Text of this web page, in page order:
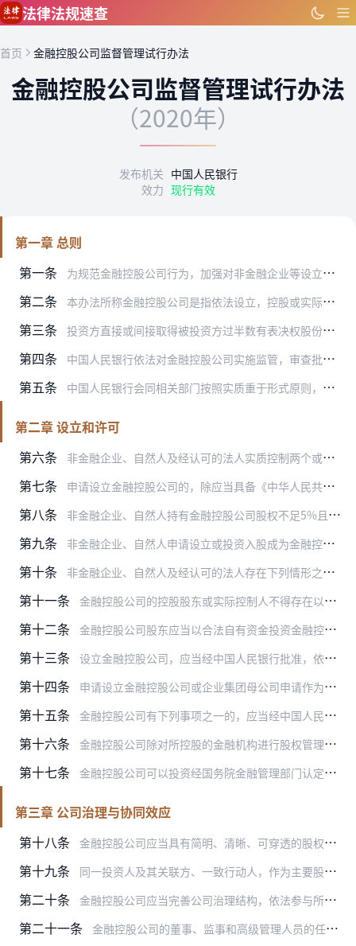
跳到主要内容
法律法规速查
首页 金融控股公司监督管理试行办法
金融控股公司监督管理试行办法
（2020年）
发布机关 中国人民银行
效力 现行有效
第一章 总则
第一条
为规范金融控股公司行为，加强对非金融企业等设立金融控股公司的监督管理，防范系统性金融风险，根据《中华人民共和国中国人民银行法》、《中华人民共和国公司法》、《中华…
第二条 本办法所称金融控股公司是指依法设立，控股或实际控制两个或两个以上不同类型金融机构，自身仅开展股权投资管理、不直接从事商业性经营活动的有限责任公司或股份有限公司。
第三条 投资方直接或间接取得被投资方过半数有表决权股份的，即对被投资方形成实质控制。计算表决权时应当综合考虑投资方直接或间接持有的可转换工具、可执行认股权证、可执行期权…
第四条 中国人民银行依法对金融控股公司实施监管，审查批准金融控股公司的设立、变更、终止以及业务范围。
第五条 中国人民银行会同相关部门按照实质重于形式原则，对金融控股集团的资本、行为及风险进行全面、持续、穿透监管，防范金融风险跨行业、跨市场传递。
第二章 设立和许可
第六条
非金融企业、自然人及经认可的法人实质控制两个或两个以上不同类型金融机构，并具有以下情形之一的，应当设立金融控股公司：
第七条 申请设立金融控股公司的，除应当具备《中华人民共和国公司法》规定的条件外，还应当具备以下条件：
第八条 非金融企业、自然人持有金融控股公司股权不足5%且对金融控股公司经营管理无重大影响的，应当符合以下条件：
第九条 非金融企业、自然人申请设立或投资入股成为金融控股公司主要股东、控股股东或实际控制人的，应当在符合本办法第八条规定的同时，还符合以下条件：
第十条 非金融企业、自然人及经认可的法人存在下列情形之一的，不得成为金融控股公司的主要股东、控股股东或实际控制人：
第十一条 金融控股公司的控股股东或实际控制人不得存在以下情形：
第十二条 金融控股公司股东应当以合法自有资金投资金融控股公司，确保投资控股金融控股公司资金来源真实、可靠。
第十三条 设立金融控股公司，应当经中国人民银行批准，依照金融机构管理。
第十四条 申请设立金融控股公司或企业集团母公司申请作为金融控股公司时，发起人或控股股东应当就以下内容出具说明或承诺函：
第十五条 金融控股公司有下列事项之一的，应当经中国人民银行批准：
第十六条 金融控股公司除对所控股的金融机构进行股权管理外，还可以经中国人民银行批准，对所控股的金融机构进行流动性支持。金融控股公司应当严格规范该资金使用，并不得为其主要股…
第十七条 金融控股公司可以投资经国务院金融管理部门认定与金融业务相关的机构，但投资总额账面价值原则上不得超过金融控股公司净资产的15%。国家另有规定的除外。
第三章 公司治理与协同效应
第十八条
金融控股公司应当具有简明、清晰、可穿透的股权结构，实际控制人和最终受益人可识别，法人层级合理，与自身资本规模、经营管理能力和风险管控水平相适应。本办法实施前，已…
第十九条 同一投资人及其关联方、一致行动人，作为主要股东参股金融控股公司的数量不得超过两家，作为控股股东和实际控制人控股金融控股公司的数量不得超过一家。
第二十条 金融控股公司应当完善公司治理结构，依法参与所控股机构的法人治理，促进所控股机构安全稳健运行。
第二十一条 金融控股公司的董事、监事和高级管理人员的任职条件由中国人民银行规定。金融控股公司变更董事、监事和高级管理人员，应当符合任职条件，并向中国人民银行备案。